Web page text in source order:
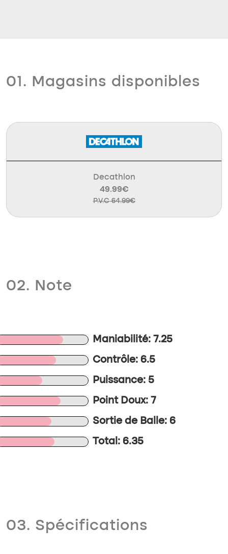
01. Magasins disponibles
Decathlon
49.99€
P.V.C 64.99€
02. Note
Maniabilité: 7.25
Contrôle: 6.5
Puissance: 5
Point Doux: 7
Sortie de Balle: 6
Total: 6.35
03. Spécifications